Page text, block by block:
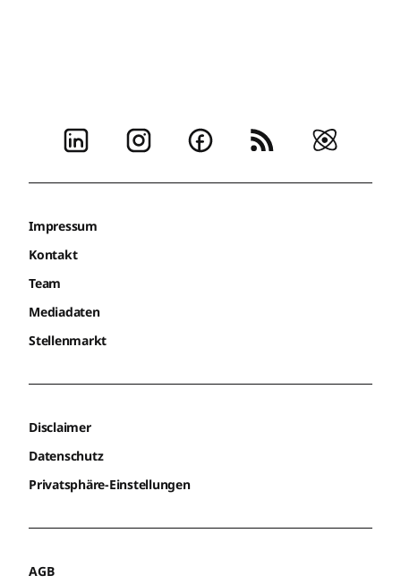
Impressum
Kontakt
Team
Mediadaten
Stellenmarkt
Disclaimer
Datenschutz
Privatsphäre-Einstellungen
AGB